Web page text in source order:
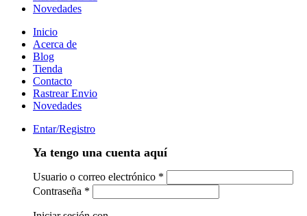
Novedades
Inicio
Acerca de
Blog
Tienda
Contacto
Rastrear Envio
Novedades
Entar/Registro
Ya tengo una cuenta aquí
Usuario o correo electrónico *
Contraseña *